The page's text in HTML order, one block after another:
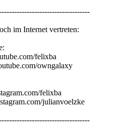
im Internet vertreten:
felixba
owngalaxy
felixba
julianvoelzke